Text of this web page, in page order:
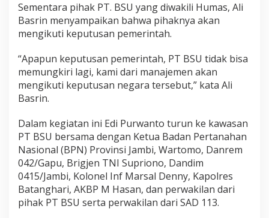
Sementara pihak PT. BSU yang diwakili Humas, Ali
Basrin menyampaikan bahwa pihaknya akan
mengikuti keputusan pemerintah.
“Apapun keputusan pemerintah, PT BSU tidak bisa
memungkiri lagi, kami dari manajemen akan
mengikuti keputusan negara tersebut,” kata Ali
Basrin.
Dalam kegiatan ini Edi Purwanto turun ke kawasan
PT BSU bersama dengan Ketua Badan Pertanahan
Nasional (BPN) Provinsi Jambi, Wartomo, Danrem
042/Gapu, Brigjen TNI Supriono, Dandim
0415/Jambi, Kolonel Inf Marsal Denny, Kapolres
Batanghari, AKBP M Hasan, dan perwakilan dari
pihak PT BSU serta perwakilan dari SAD 113.